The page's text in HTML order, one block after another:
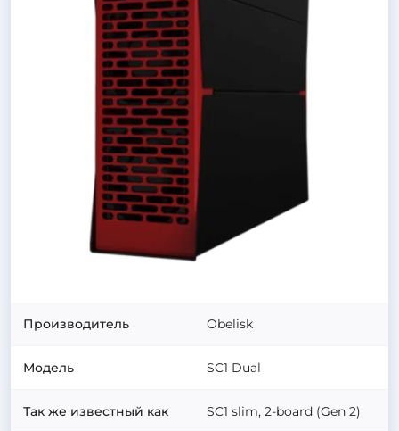
Производитель Obelisk
Модель SC1 Dual
Так же известный как SC1 slim, 2-board (Gen 2)